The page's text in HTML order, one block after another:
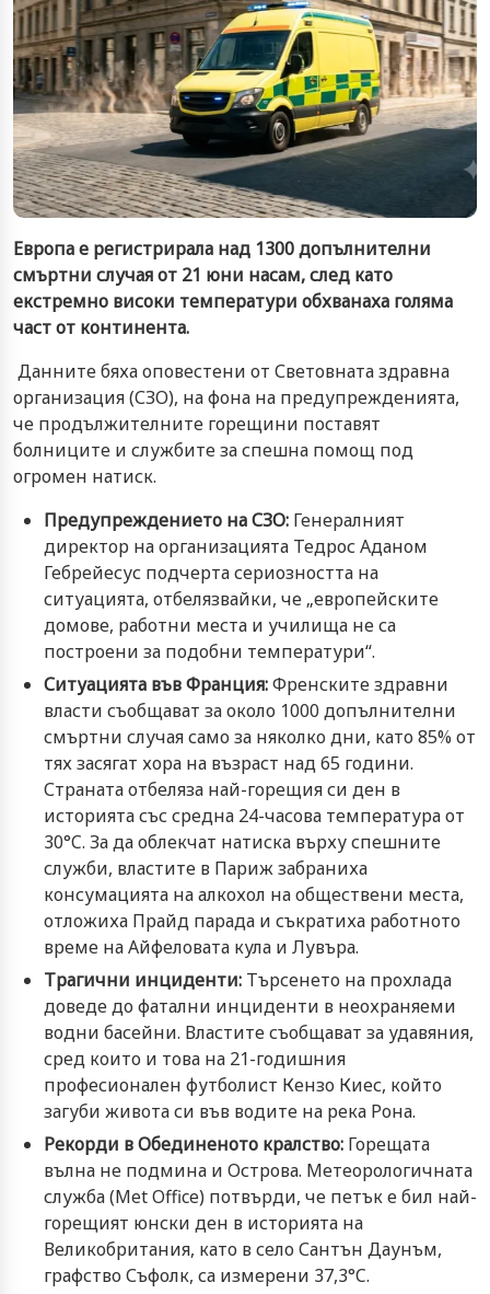
Европа е регистрирала над 1300 допълнителни
смъртни случая от 21 юни насам, след като
екстремно високи температури обхванаха голяма
част от континента.
Данните бяха оповестени от Световната здравна
организация (СЗО), на фона на предупрежденията,
че продължителните горещини поставят
болниците и службите за спешна помощ под
огромен натиск.
Предупреждението на СЗО: Генералният
директор на организацията Тедрос Аданом
Гебрейесус подчерта сериозността на
ситуацията, отбелязвайки, че „европейските
домове, работни места и училища не са
построени за подобни температури“.
Ситуацията във Франция:Френските здравни
власти съобщават за около 1000 допълнителни
смъртни случая само за няколко дни, като 85% от
тях засягат хора на възраст над 65 години.
Страната отбеляза най-горещия си ден в
историята със средна 24-часова температура от
30°C. За да облекчат натиска върху спешните
служби, властите в Париж забраниха
консумацията на алкохол на обществени места,
отложиха Прайд парада и съкратиха работното
време на Айфеловата кула и Лувъра.
Трагични инциденти: Търсенето на прохлада
доведе до фатални инциденти в неохраняеми
водни басейни. Властите съобщават за удавяния,
сред които и това на 21-годишния
професионален футболист Кензо Киес, който
загуби живота си във водите на река Рона.
Рекорди в Обединеното кралство: Горещата
вълна не подмина и Острова. Метеорологичната
служба (Met Office) потвърди, че петък е бил най-
горещият юнски ден в историята на
Великобритания, като в село Сантън Даунъм,
графство Съфолк, са измерени 37,3°C.